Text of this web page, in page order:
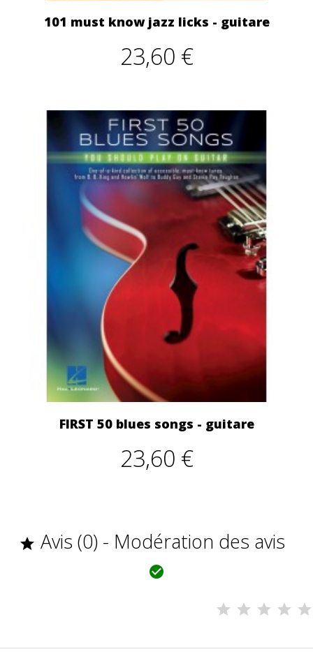
101 must know jazz licks - guitare
23,60 €
FIRST 50 blues songs - guitare
23,60 €
 Avis (0) - Modération des avis
